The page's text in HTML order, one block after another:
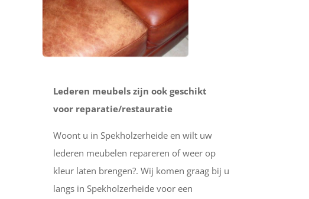
Lederen meubels zijn ook geschikt
voor reparatie/restauratie
Woont u in Spekholzerheide en wilt uw
lederen meubelen repareren of weer op
kleur laten brengen?. Wij komen graag bij u
langs in Spekholzerheide voor een